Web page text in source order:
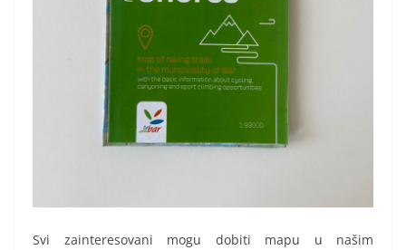
Svi zainteresovani mogu dobiti mapu u našim